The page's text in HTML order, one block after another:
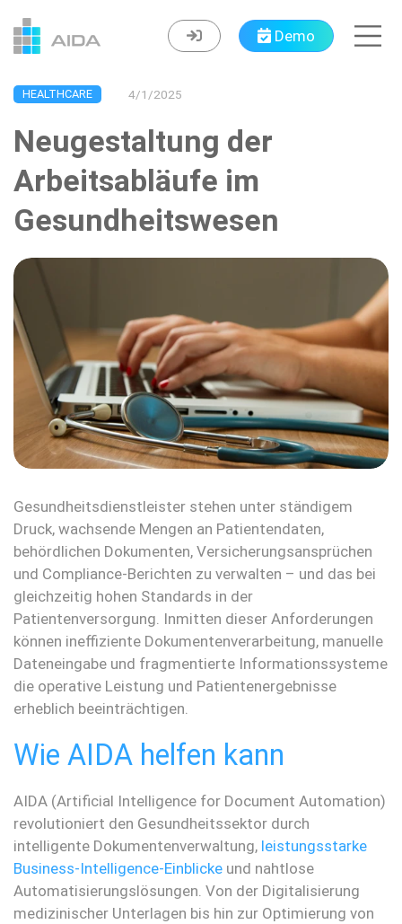
Demo
HEALTHCARE 4/1/2025
Neugestaltung der
Arbeitsabläufe im
Gesundheitswesen
Gesundheitsdienstleister stehen unter ständigem
Druck, wachsende Mengen an Patientendaten,
behördlichen Dokumenten, Versicherungsansprüchen
und Compliance-Berichten zu verwalten – und das bei
gleichzeitig hohen Standards in der
Patientenversorgung. Inmitten dieser Anforderungen
können ineffiziente Dokumentenverarbeitung, manuelle
Dateneingabe und fragmentierte Informationssysteme
die operative Leistung und Patientenergebnisse
erheblich beeinträchtigen.
Wie AIDA helfen kann
AIDA (Artificial Intelligence for Document Automation)
revolutioniert den Gesundheitssektor durch
intelligente Dokumentenverwaltung, leistungsstarke
Business-Intelligence-Einblicke und nahtlose
Automatisierungslösungen. Von der Digitalisierung
medizinischer Unterlagen bis hin zur Optimierung von